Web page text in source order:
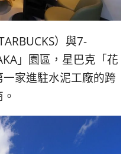
）與7-
」園區，星巴克「花
家進駐水泥工廠的跨